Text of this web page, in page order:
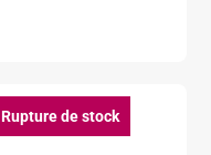
Rupture de stock